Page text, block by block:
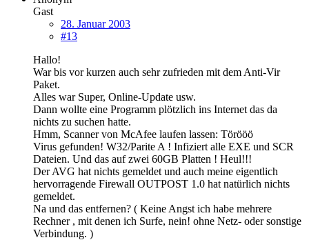
Gast
28. Januar 2003
#13
Hallo!
War bis vor kurzen auch sehr zufrieden mit dem Anti-Vir
Paket.
Alles war Super, Online-Update usw.
Dann wollte eine Programm plötzlich ins Internet das da
nichts zu suchen hatte.
Hmm, Scanner von McAfee laufen lassen: Törööö
Virus gefunden! W32/Parite A ! Infiziert alle EXE und SCR
Dateien. Und das auf zwei 60GB Platten ! Heul!!!
Der AVG hat nichts gemeldet und auch meine eigentlich
hervorragende Firewall OUTPOST 1.0 hat natürlich nichts
gemeldet.
Na und das entfernen? ( Keine Angst ich habe mehrere
Rechner , mit denen ich Surfe, nein! ohne Netz- oder sonstige
Verbindung. )